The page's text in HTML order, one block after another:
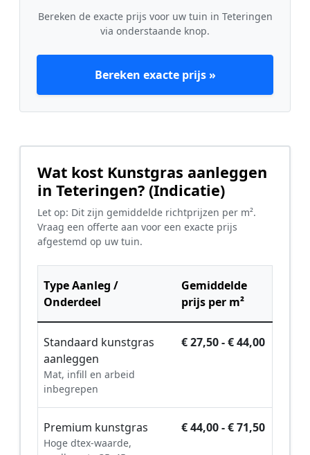
Bereken de exacte prijs voor uw tuin in Teteringen
via onderstaande knop.
Bereken exacte prijs »
Wat kost Kunstgras aanleggen
in Teteringen? (Indicatie)
Let op: Dit zijn gemiddelde richtprijzen per m².
Vraag een offerte aan voor een exacte prijs
afgestemd op uw tuin.
Type Aanleg /
Onderdeel
Gemiddelde
prijs per m²
Standaard kunstgras
aanleggen
Mat, infill en arbeid
inbegrepen
€ 27,50 - € 44,00
Premium kunstgras
Hoge dtex-waarde,
€ 44,00 - € 71,50